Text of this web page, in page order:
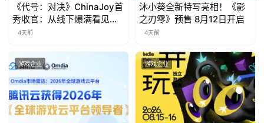
海
站
中
文
(
《代号：对决》ChinaJoy首
秀收官：从线下爆满看见玩
家的真实期待
4天前
沐小葵全新特写亮相！《影
之刃零》预售 8月12日开启
4天前
游戏企业 游戏企业